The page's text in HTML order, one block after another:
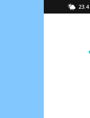
23.4